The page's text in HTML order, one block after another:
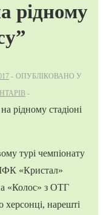
рідному
ОПУБЛІКОВАНО У
турі чемпіонату
«Кристал»
«Колос» з ОТГ
херсонці, нарешті